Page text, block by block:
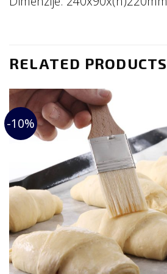
RELATED PRODUCTS
-10%